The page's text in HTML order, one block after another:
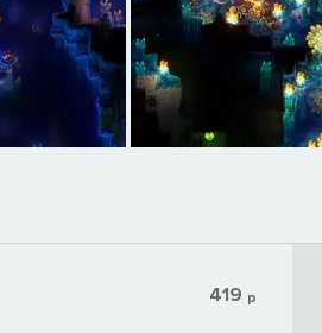
419 р